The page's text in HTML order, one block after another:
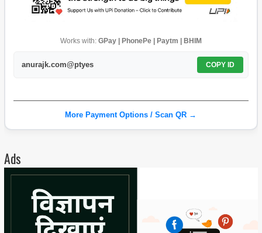
Works with: GPay | PhonePe | Paytm | BHIM
anurajk.com@ptyes COPY ID
More Payment Options / Scan QR →
Ads